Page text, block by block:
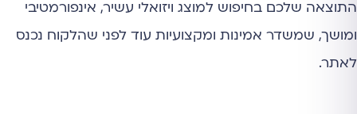
התוצאה שלכם בחיפוש למוצג ויזואלי עשיר, אינפורמטיבי
ומושך, שמשדר אמינות ומקצועיות עוד לפני שהלקוח נכנס
לאתר.